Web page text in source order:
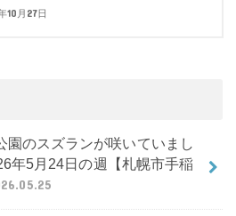
10月27日
園のスズランが咲いていまし
年5月24日の週【札幌市手稲